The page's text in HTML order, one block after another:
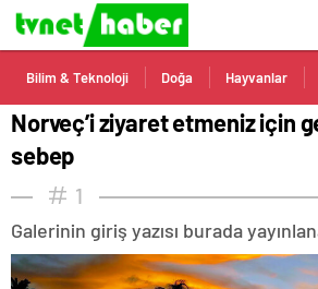
Bilim & Teknoloji Doğa Hayvanlar
Norveç’i ziyaret etmeniz için
sebep
1
Galerinin giriş yazısı burada